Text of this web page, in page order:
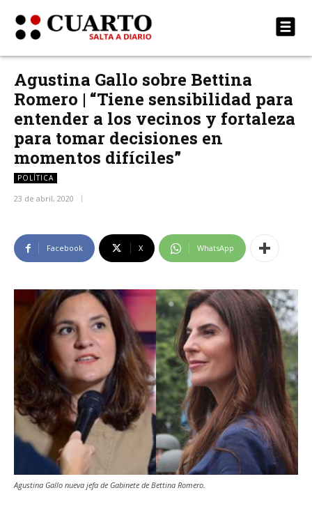
Agustina Gallo sobre Bettina
Romero | “Tiene sensibilidad para
entender a los vecinos y fortaleza
para tomar decisiones en
momentos difíciles”
POLÍTICA
23 de abril, 2020
Facebook X WhatsApp
Agustina Gallo nueva jefa de Gabinete de Bettina Romero.